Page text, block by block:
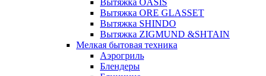
Вытяжка OASIS
Вытяжка ORE GLASSET
Вытяжка SHINDO
Вытяжка ZIGMUND &SHTAIN
Мелкая бытовая техника
Аэрогриль
Блендеры